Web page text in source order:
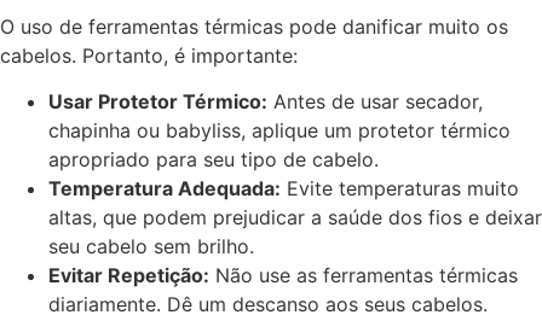
O uso de ferramentas térmicas pode danificar muito os
cabelos. Portanto, é importante:
Usar Protetor Térmico: Antes de usar secador,
chapinha ou babyliss, aplique um protetor térmico
apropriado para seu tipo de cabelo.
Temperatura Adequada: Evite temperaturas muito
altas, que podem prejudicar a saúde dos fios e deixar
seu cabelo sem brilho.
Evitar Repetição: Não use as ferramentas térmicas
diariamente. Dê um descanso aos seus cabelos.